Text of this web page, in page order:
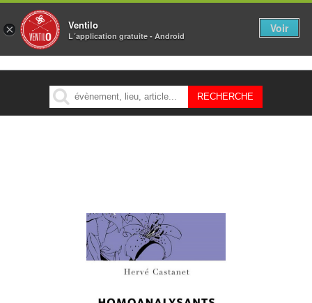
MENU
× Ventilo
L´application gratuite - Android
Voir